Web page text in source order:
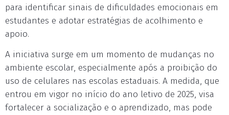
para identificar sinais de dificuldades emocionais em
estudantes e adotar estratégias de acolhimento e
apoio.
A iniciativa surge em um momento de mudanças no
ambiente escolar, especialmente após a proibição do
uso de celulares nas escolas estaduais. A medida, que
entrou em vigor no início do ano letivo de 2025, visa
fortalecer a socialização e o aprendizado, mas pode